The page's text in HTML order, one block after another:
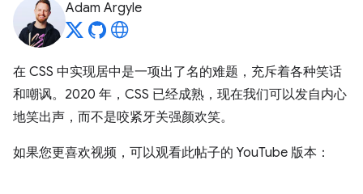
Adam Argyle
在 CSS 中实现居中是一项出了名的难题，充斥着各种笑话
和嘲讽。2020 年，CSS 已经成熟，现在我们可以发自内心
地笑出声，而不是咬紧牙关强颜欢笑。
如果您更喜欢视频，可以观看此帖子的 YouTube 版本：